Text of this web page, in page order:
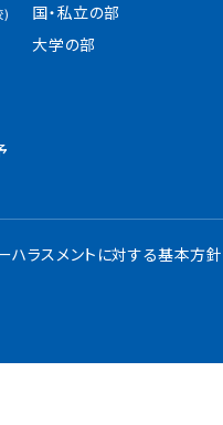
)
国・私立の部
大学の部
ハラスメントに対する基本方針